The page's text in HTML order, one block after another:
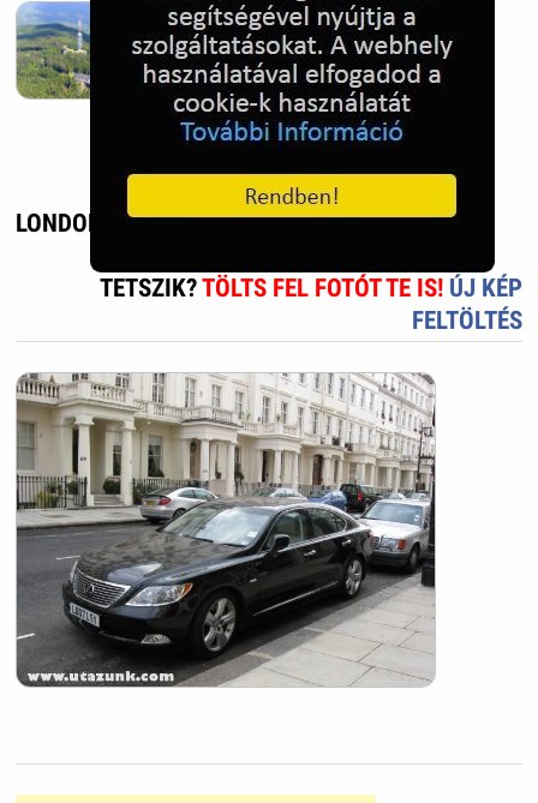
Kékestető település
2022. Nov. 01.
LONDONI UTCAKÉP 3. - UTAZÁS, ÉLMÉNY
TETSZIK?TÖLTS FEL FOTÓT TE IS! ÚJ KÉP
FELTÖLTÉS